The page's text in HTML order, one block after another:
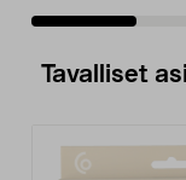
Tavalliset